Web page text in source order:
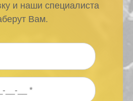
и наши специалиста
Вам.
*